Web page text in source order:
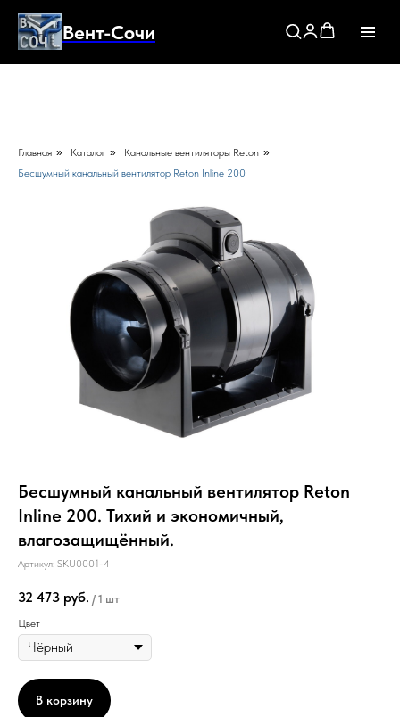
Вент-Сочи
Главная » Каталог » Канальные вентиляторы Reton »
Бесшумный канальный вентилятор Reton Inline 200
Бесшумный канальный вентилятор Reton
Inline 200. Тихий и экономичный,
влагозащищённый.
Артикул: SKU0001-4
32 473 руб. / 1 шт
Цвет
В корзину